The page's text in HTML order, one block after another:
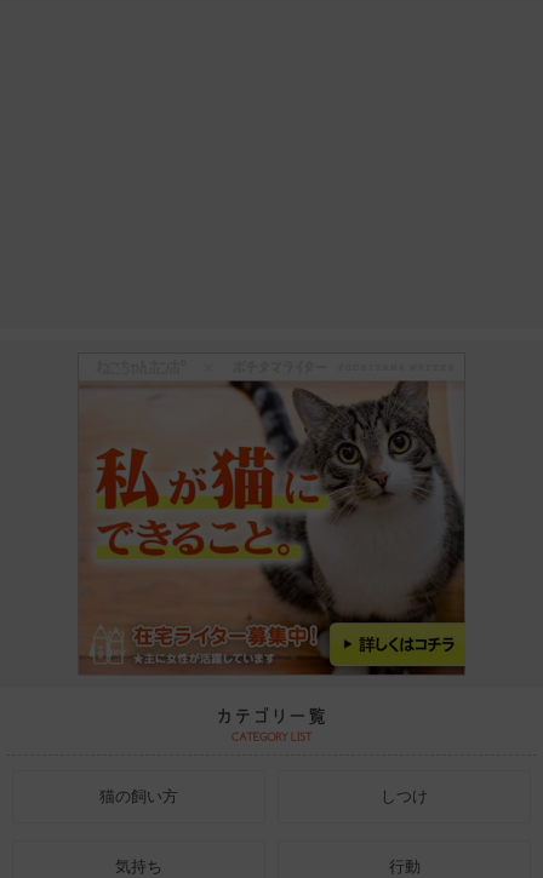
猫の飼い方 しつけ
気持ち 行動